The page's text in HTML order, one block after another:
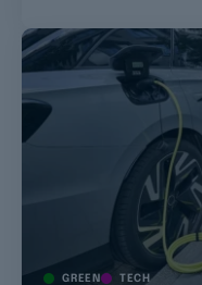
GREEN TECH